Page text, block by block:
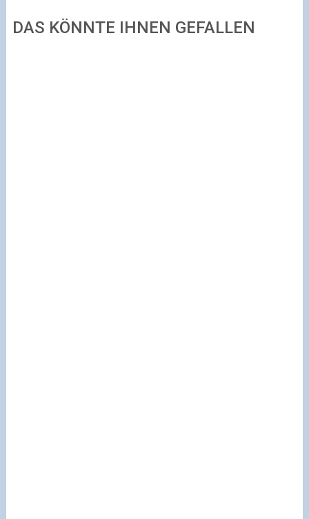
DAS KÖNNTE IHNEN GEFALLEN